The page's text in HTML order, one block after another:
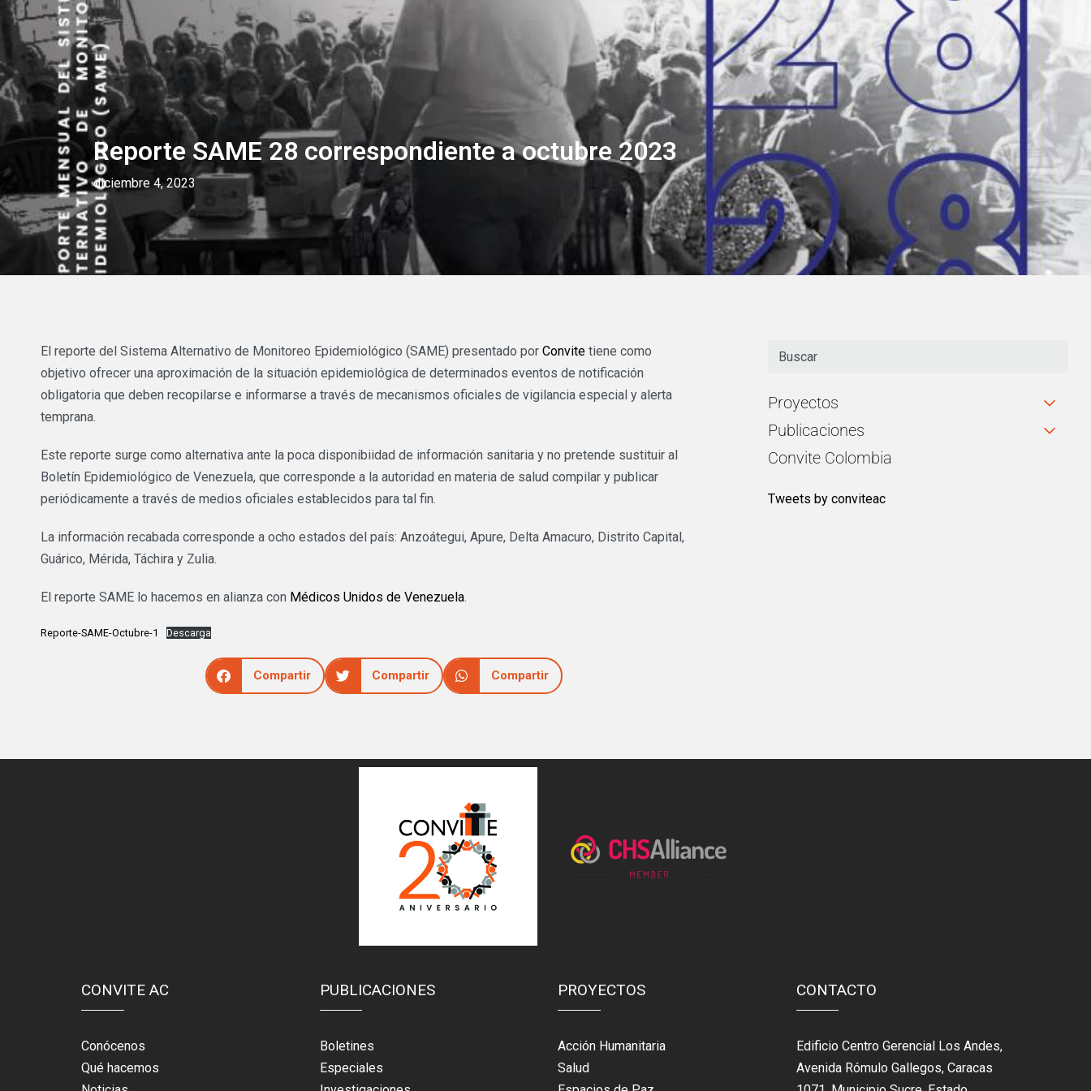
CONÓCENOS PROYECTOS
MONITOR
HOSPITALES
NOTICIAS
CONVITE
COLOMBIA
Reporte SAME 28 correspondiente a octubre 2023
diciembre 4, 2023
El reporte del Sistema Alternativo de Monitoreo Epidemiológico (SAME) presentado por Convite tiene como
objetivo ofrecer una aproximación de la situación epidemiológica de determinados eventos de notificación
obligatoria que deben recopilarse e informarse a través de mecanismos oficiales de vigilancia especial y alerta
temprana.
Este reporte surge como alternativa ante la poca disponibiidad de información sanitaria y no pretende sustituir al
Boletín Epidemiológico de Venezuela, que corresponde a la autoridad en materia de salud compilar y publicar
periódicamente a través de medios oficiales establecidos para tal fin.
La información recabada corresponde a ocho estados del país: Anzoátegui, Apure, Delta Amacuro, Distrito Capital,
Guárico, Mérida, Táchira y Zulia.
El reporte SAME lo hacemos en alianza con Médicos Unidos de Venezuela.
Reporte-SAME-Octubre-1 Descarga
Compartir Compartir Compartir
Proyectos
Publicaciones
Convite Colombia
Tweets by conviteac
CONVITE AC
Conócenos
Qué hacemos
PUBLICACIONES
Boletines
Especiales
PROYECTOS
Acción Humanitaria
Salud
CONTACTO
Edificio Centro Gerencial Los Andes,
Avenida Rómulo Gallegos, Caracas